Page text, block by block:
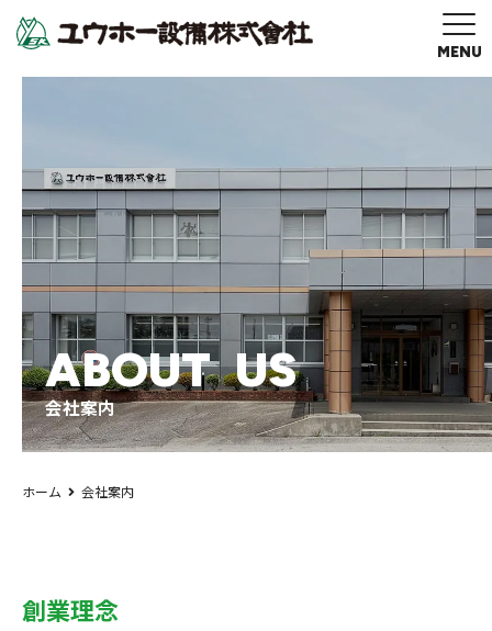
MENU
ABOUT US
会社案内
ホーム 会社案内
創業理念